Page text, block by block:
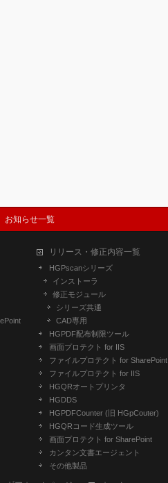
お知らせ一覧
リリース・修正内容一覧
HGPscanシリーズ
インストーラ
修正モジュール
シリーズ共通
CAD専用
HGPDF配布制限ツール
画面プロテクト for IIS
ファイルプロテクト for SharePoint
ファイルプロテクト for IIS
HGQRオートプリンタ
HGDDS
HGPDFCounter (旧 HGpCouter)
HGQRコード生成ツール
画面プロテクト for SharePoint
カンタン文書エージェント
その他製品